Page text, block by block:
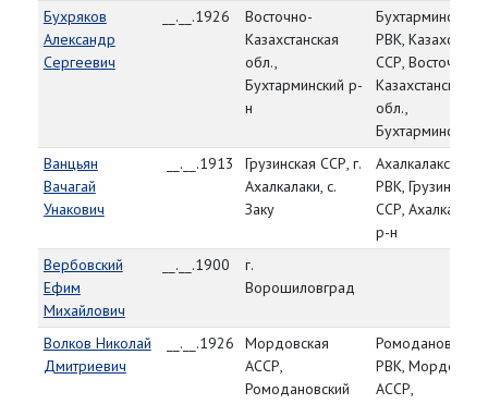
Бухряков
Александр
Сергеевич
__.__.1926
Восточно-
Казахстанская
обл.,
Бухтарминский р-
н
Бухтарминский
РВК, Казахская
ССР, Восточно-
Казахстанская
обл.,
Бухтарминский
Ванцьян
Вачагай
Унакович
__.__.1913
Грузинская ССР, г.
Ахалкалаки, с.
Заку
Ахалкалакский
РВК, Грузинская
ССР,
р-н
Вербовский
Ефим
Михайлович
__.__.1900
г.
Ворошиловград
Волков Николай
Дмитриевич
__.__.1926
Мордовская
АССР,
Ромодановский
Ромодановский
РВК,
АССР,